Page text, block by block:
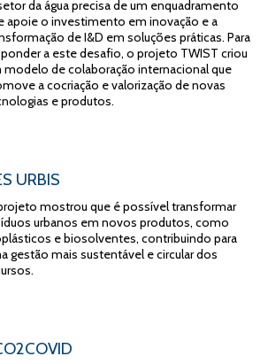
da água precisa de um enquadramento
apoie o investimento em inovação e a
de I&D em soluções práticas. Para
a este desafio, o projeto TWIST criou
modelo de colaboração internacional que
a cocriação e valorização de novas
e produtos.
URBIS
mostrou que é possível transformar
urbanos em novos produtos, como
e biosolventes, contribuindo para
gestão mais sustentável e circular dos